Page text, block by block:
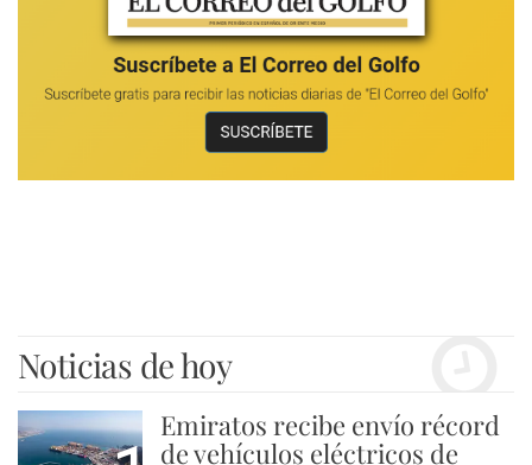
Noticias de hoy
Emiratos recibe envío récord
de vehículos eléctricos de